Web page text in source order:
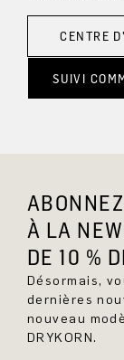
CENTRE
SUIVI
À LA
DE 10 %
Désormais,
dernières
nouveau
DRYKORN.